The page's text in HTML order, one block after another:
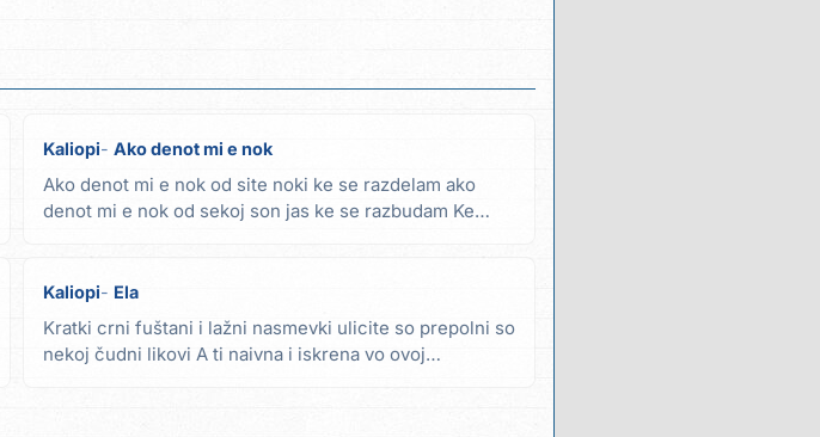
Kaliopi Ako denot mi e nok
Ako denot mi e nok od site noki ke se razdelam ako
denot mi e nok od sekoj son jas ke se razbudam Ke
Kaliopi Ela
Kratki crni fuštani i lažni nasmevki ulicite so prepolni so
nekoj čudni likovi A ti naivna i iskrena vo ovoj